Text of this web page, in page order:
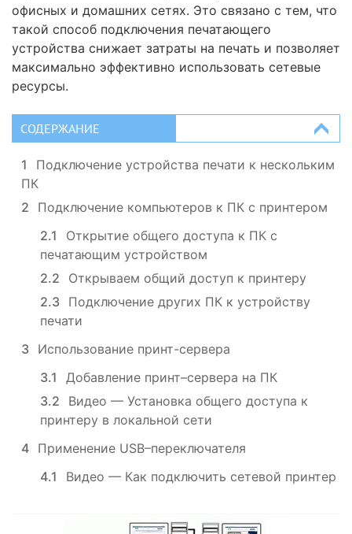
офисных и домашних сетях. Это связано с тем, что
такой способ подключения печатающего
устройства снижает затраты на печать и позволяет
максимально эффективно использовать сетевые
ресурсы.
СОДЕРЖАНИЕ
1
Подключение устройства печати к нескольким
ПК
2
Подключение компьютеров к ПК с принтером
2.1
Открытие общего доступа к ПК с
печатающим устройством
2.2
Открываем общий доступ к принтеру
2.3 Подключение других ПК к устройству
печати
3 Использование принт-сервера
3.1
Добавление принт–сервера на ПК
3.2
Видео — Установка общего доступа к
принтеру в локальной сети
4 Применение USB–переключателя
4.1
Видео — Как подключить сетевой принтер